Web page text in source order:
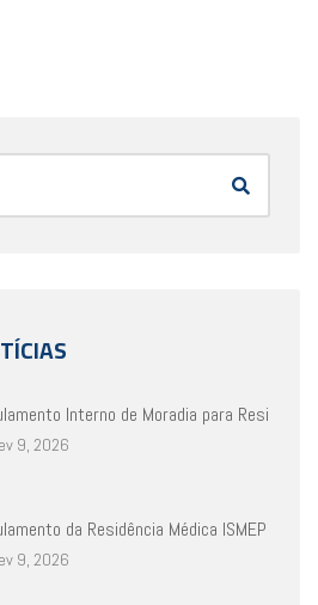
Interno de Moradia para Resi
9, 2026
da Residência Médica ISMEP
9, 2026